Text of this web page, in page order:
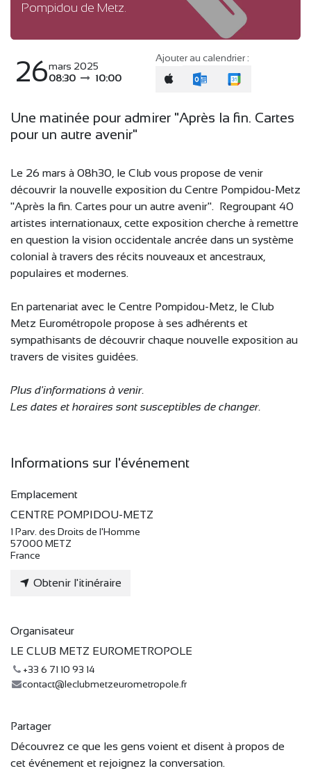
Pompidou de Metz.
26mars 2025
08:30
10:00
Ajouter au calendrier :
Une matinée pour admirer "Après la fin. Cartes
pour un autre avenir"
Le 26 mars à 08h30, le Club vous propose de venir
découvrir la nouvelle exposition du Centre Pompidou-Metz
"Après la fin. Cartes pour un autre avenir". Regroupant 40
artistes internationaux, cette exposition cherche à remettre
en question la vision occidentale ancrée dans un système
colonial à travers des récits nouveaux et ancestraux,
populaires et modernes.
En partenariat avec le Centre Pompidou-Metz, le Club
Metz Eurométropole propose à ses adhérents et
sympathisants de découvrir chaque nouvelle exposition au
travers de visites guidées.
Plus d'informations à venir.
Les dates et horaires sont susceptibles de changer.
Informations sur l'événement
Emplacement
CENTRE POMPIDOU-METZ
1 Parv. des Droits de l'Homme
57000 METZ
France
Obtenir l'itinéraire
Organisateur
LE CLUB METZ EUROMETROPOLE
+33 6 71 10 93 14
contact@leclubmetzeurometropole.fr
Partager
Découvrez ce que les gens voient et disent à propos de
cet événement et rejoignez la conversation.